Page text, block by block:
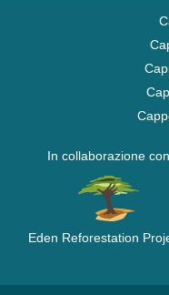
In collaborazione con
Eden Reforestation